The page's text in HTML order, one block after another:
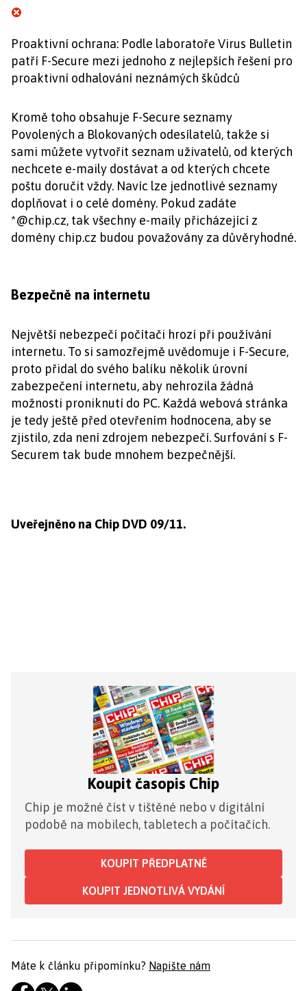
Proaktivní ochrana: Podle laboratoře Virus Bulletin
patří F-Secure mezi jednoho z nejlepších řešení pro
proaktivní odhalování neznámých škůdců
Kromě toho obsahuje F-Secure seznamy
Povolených a Blokovaných odesílatelů, takže si
sami můžete vytvořit seznam uživatelů, od kterých
nechcete e-maily dostávat a od kterých chcete
poštu doručit vždy. Navíc lze jednotlivé seznamy
doplňovat i o celé domény. Pokud zadáte
*@chip.cz, tak všechny e-maily přicházející z
domény chip.cz budou považovány za důvěryhodné.
Bezpečně na internetu
Největší nebezpečí počítači hrozí při používání
internetu. To si samozřejmě uvědomuje i F-Secure,
proto přidal do svého balíku několik úrovní
zabezpečení internetu, aby nehrozila žádná
možnosti proniknutí do PC. Každá webová stránka
je tedy ještě před otevřením hodnocena, aby se
zjistilo, zda není zdrojem nebezpečí. Surfování s F-
Securem tak bude mnohem bezpečnější.
Uveřejněno na Chip DVD 09/11.
Koupit časopis Chip
Chip je možné číst v tištěné nebo v digitální
podobě na mobilech, tabletech a počítačích.
KOUPIT PŘEDPLATNÉ
KOUPIT JEDNOTLIVÁ VYDÁNÍ
Máte k článku připomínku? Napište nám